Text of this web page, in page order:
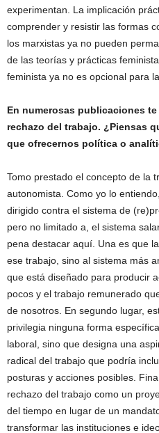
experimentan. La implicación
comprender y resistir las formas
los marxistas ya no pueden
de las teorías y prácticas
feminista ya no es opcional para
En numerosas publicaciones
rechazo del trabajo. ¿Piensas
que ofrecernos política o
Tomo prestado el concepto de la
autonomista. Como yo lo
dirigido contra el sistema de
pero no limitado a, el sistema
pena destacar aquí. Una es que
ese trabajo, sino al sistema más
que está diseñado para producir
pocos y el trabajo remunerado
de nosotros. En segundo lugar,
privilegia ninguna forma
laboral, sino que designa una
radical del trabajo que podría
posturas y acciones posibles.
rechazo del trabajo como un
del tiempo en lugar de un
transformar las instituciones e